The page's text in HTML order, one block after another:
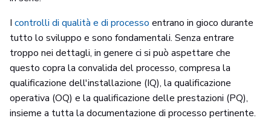
I controlli di qualità e di processo entrano in gioco durante
tutto lo sviluppo e sono fondamentali. Senza entrare
troppo nei dettagli, in genere ci si può aspettare che
questo copra la convalida del processo, compresa la
qualificazione dell'installazione (IQ), la qualificazione
operativa (OQ) e la qualificazione delle prestazioni (PQ),
insieme a tutta la documentazione di processo pertinente.